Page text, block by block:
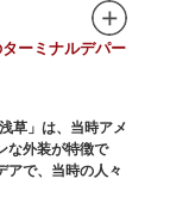
ーク」は、東京
にあるガラス床
んだり、隅田川
ーミナルデパー
草」は、当時アメ
な外装が特徴で
アで、当時の人々